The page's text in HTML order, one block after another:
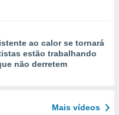
ao calor se tornará
estão trabalhando
não derretem
Mais vídeos